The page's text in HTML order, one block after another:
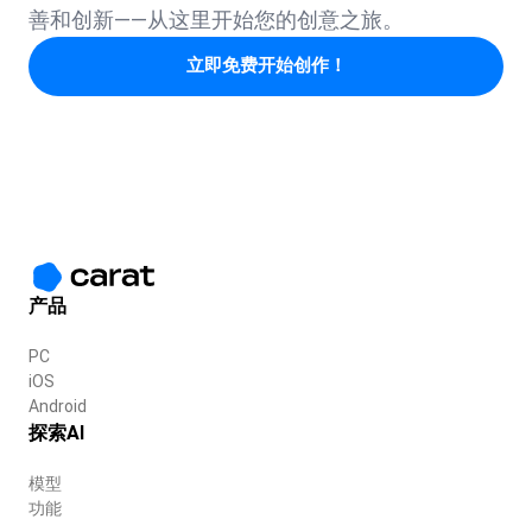
善和创新——从这里开始您的创意之旅。
立即免费开始创作！
产品
PC
iOS
Android
探索AI
模型
功能